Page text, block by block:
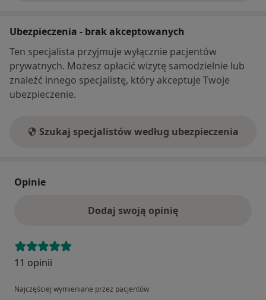
Ubezpieczenia - brak akceptowanych
Ten specjalista przyjmuje wyłącznie pacjentów
prywatnych. Możesz opłacić wizytę samodzielnie lub
znaleźć innego specjalistę, który akceptuje Twoje
ubezpieczenie.
Szukaj specjalistów według ubezpieczenia
Opinie
Dodaj swoją opinię
11 opinii
Najczęściej wymieniane przez pacjentów